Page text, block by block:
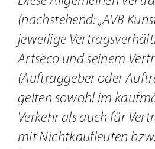
(nachstehend: „AVB
jeweilige
Artseco und seinem
(Auftraggeber oder
gelten sowohl im
Verkehr als auch für
mit Nichtkaufleuten